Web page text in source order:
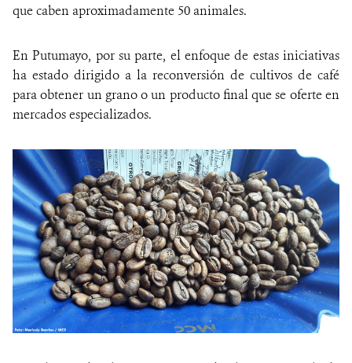
que caben aproximadamente 50 animales.
En Putumayo, por su parte, el enfoque de estas iniciativas
ha estado dirigido a la reconversión de cultivos de café
para obtener un grano o un producto final que se oferte en
mercados especializados.